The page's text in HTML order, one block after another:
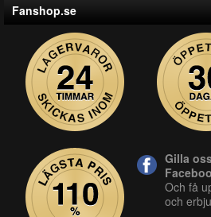
Fanshop.se
Gilla
Och få
och